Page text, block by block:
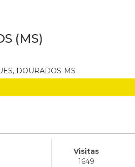
(MS)
DOURADOS-MS
Visitas
1649